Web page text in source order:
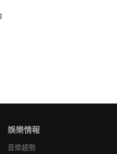
娛樂情報
音樂趨勢